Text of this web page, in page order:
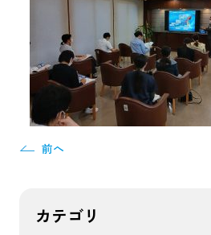
前へ
カテゴリ